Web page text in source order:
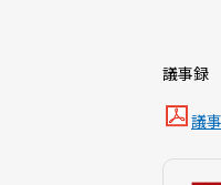
議事録
議